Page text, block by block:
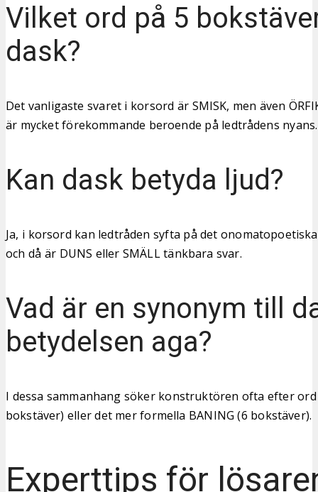
Vilket ord på 5
dask?
Det vanligaste svaret i korsord är SMISK, men även
är mycket förekommande beroende på ledtrådens nyans.
Kan dask betyda ljud?
Ja, i korsord kan ledtråden syfta på det
och då är DUNS eller SMÄLL tänkbara svar.
Vad är en synonym till
betydelsen aga?
I dessa sammanhang söker konstruktören ofta efter ord
bokstäver) eller det mer formella BANING (6 bokstäver).
Experttips för